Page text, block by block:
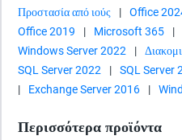
Προστασία από ιούς
| Office
Office 2019
| Microsoft 365 |
Windows Server 2022
|
SQL Server 2022
| SQL Server
|
Exchange Server 2016 |
Περισσότερα προϊόντα